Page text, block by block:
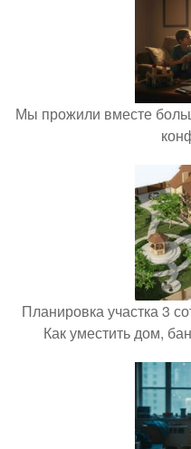
Мы прожили вместе
Планировка участка 3
Как уместить дом,